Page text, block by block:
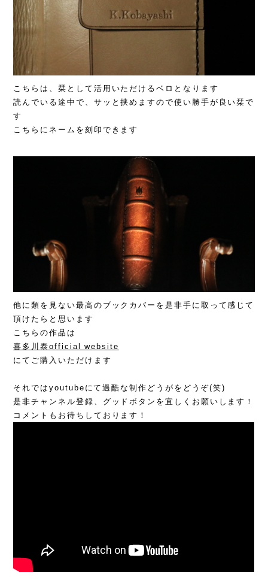
こちらは、栞として活用いただけるベロとなります
読んでいる途中で、サッと挟めますので使い勝手が良い栞で
す
こちらにネームを刻印できます
他に類を見ない最高のブックカバーを是非手に取って感じて
頂けたらと思います
こちらの作品は
喜多川泰official website
にてご購入いただけます
それではyoutubeにて過酷な制作どうがをどうぞ(笑)
是非チャンネル登録、グッドボタンを宜しくお願いします！
コメントもお待ちしております！